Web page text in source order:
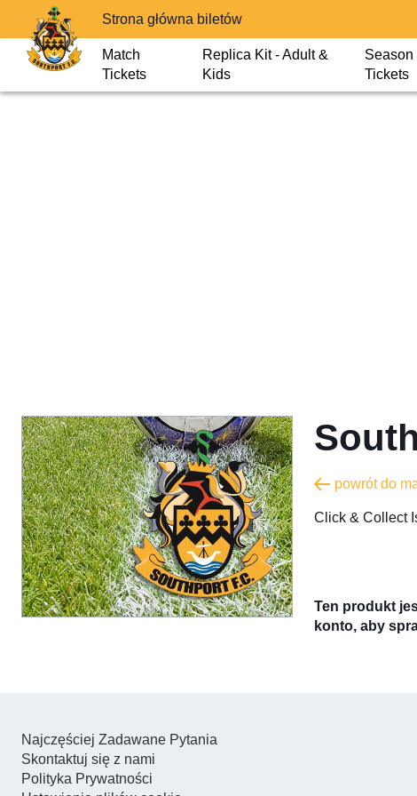
Strona główna biletów
Match
Tickets
Replica Kit - Adult &
Kids
Season
Tickets
powrót do
​Click & Collect
Ten produkt
konto, aby
Najczęściej Zadawane Pytania
Skontaktuj się z nami
Polityka Prywatności